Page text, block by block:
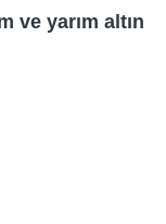
ve yarım altın